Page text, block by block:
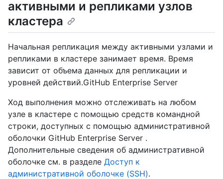
активными и репликами узлов
кластера
Начальная репликация между активными узлами и
репликами в кластере занимает время. Время
зависит от объема данных для репликации и
уровней действий.GitHub Enterprise Server
Ход выполнения можно отслеживать на любом
узле в кластере с помощью средств командной
строки, доступных с помощью административной
оболочки GitHub Enterprise Server .
Дополнительные сведения об административной
оболочке см. в разделе Доступ к
административной оболочке (SSH).